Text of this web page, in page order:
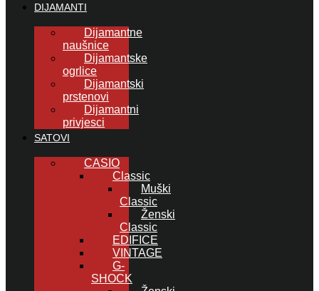
DIJAMANTI
Dijamantne
naušnice
Dijamantske
ogrlice
Dijamantski
prstenovi
Dijamantni
privjesci
SATOVI
CASIO
Classic
Muški
Classic
Ženski
Classic
EDIFICE
VINTAGE
G-
SHOCK